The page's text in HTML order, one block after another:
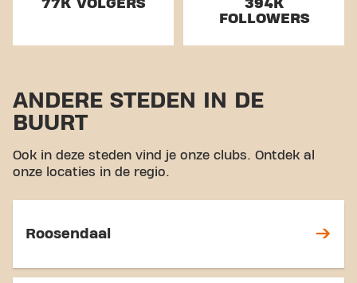
77K VOLGERS
394K
FOLLOWERS
ANDERE STEDEN IN DE
BUURT
Ook in deze steden vind je onze clubs. Ontdek al
onze locaties in de regio.
Roosendaal